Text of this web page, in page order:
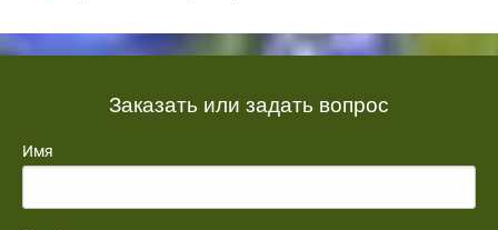
Заказать или задать вопрос
Имя